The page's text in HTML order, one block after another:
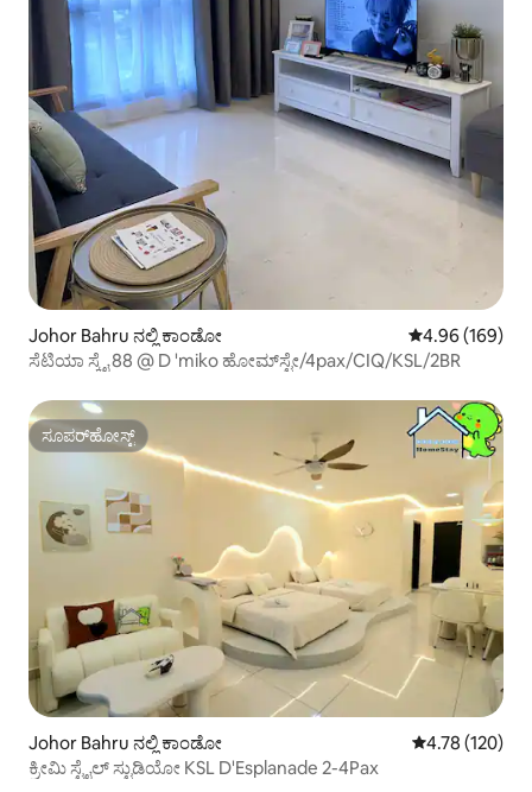
Johor Bahru ನಲ್ಲಿ ಕಾಂಡೋ 5 ರಲ್ಲಿ 4.96
4.96 (169)
ಸೆಟಿಯಾ ಸ್ಕೈ 88 @ D 'miko ಹೋಮ್‌ಸ್ಟೇ/4pax/CIQ/KSL/2BR
ಸೂಪರ್‌ಹೋಸ್ಟ್
ಸೂಪರ್‌ಹೋಸ್ಟ್
Johor Bahru ನಲ್ಲಿ ಕಾಂಡೋ 5 ರಲ್ಲಿ 4.78
4.78 (120)
ಕ್ರೀಮಿ ಸ್ಟೈಲ್ ಸ್ಟುಡಿಯೋ KSL D'Esplanade 2-4Pax